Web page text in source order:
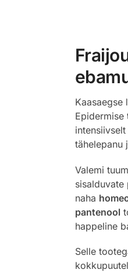
Kaasaegse
Epidermise
tähelepanu
Valemi
naha
pantenool
happeline
Selle